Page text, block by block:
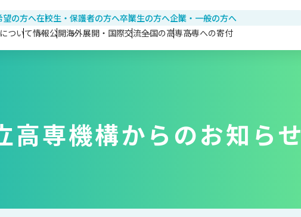
望の方へ在校生・保護者の方へ卒業生の方へ企業・一般の方へ
ついて情報公開海外展開・国際交流全国の高専高専への寄付
高専機構からのお知らせ